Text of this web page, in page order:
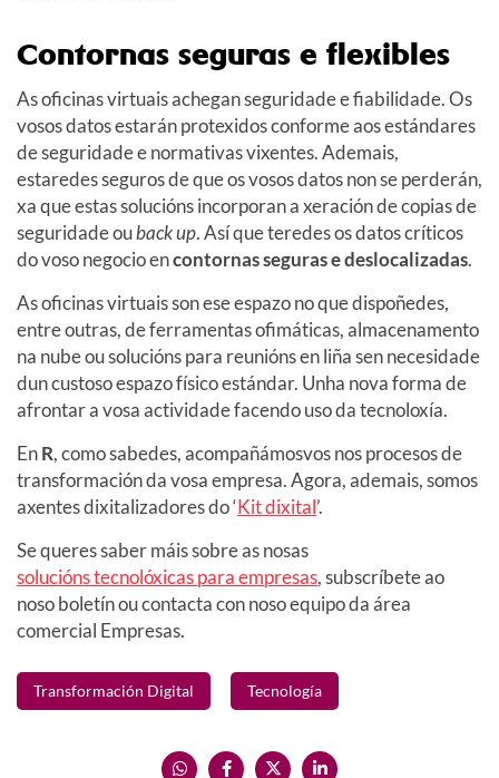
Contornas seguras e flexibles
As oficinas virtuais achegan seguridade e fiabilidade. Os
vosos datos estarán protexidos conforme aos estándares
de seguridade e normativas vixentes. Ademais,
estaredes seguros de que os vosos datos non se perderán,
xa que estas solucións incorporan a xeración de copias de
seguridade ouback up. Así que teredes os datos críticos
do voso negocio encontornassegurase deslocalizadas.
As oficinas virtuais son ese espazo no que dispoñedes,
entre outras, de ferramentas ofimáticas, almacenamento
na nube ou solucións para reunións en liña sen necesidade
dun custoso espazo físico estándar. Unha nova forma de
afrontar a vosa actividade facendo uso da tecnoloxía.
EnR, como sabedes, acompañámosvos nos procesos de
transformación da vosa empresa. Agora, ademais, somos
axentes dixitalizadores do ‘Kit dixital’.
Se queres saber máis sobre as nosas
solucións tecnolóxicas para empresas, subscríbete ao
noso boletín ou contacta con noso equipo da área
comercial Empresas.
Transformación Digital Tecnología